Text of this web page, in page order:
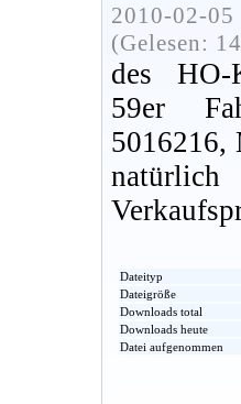
2010-02-
(Gelesen:
des HO-
59er
5016216,
Dateityp
Dateigröße
Downloads total
Downloads heute
Datei aufgenommen